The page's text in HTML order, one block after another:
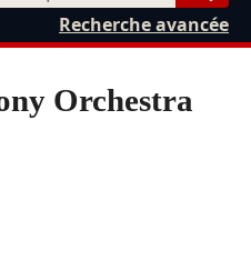
Recherche avancée
Orchestra